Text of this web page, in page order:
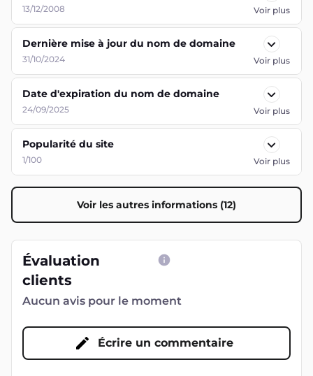
13/12/2008 Voir plus
Dernière mise à jour du nom de domaine
31/10/2024 Voir plus
Date d'expiration du nom de domaine
24/09/2025 Voir plus
Popularité du site
1/100 Voir plus
Voir les autres informations (12)
Évaluation
clients
Aucun avis pour le moment
Écrire un commentaire